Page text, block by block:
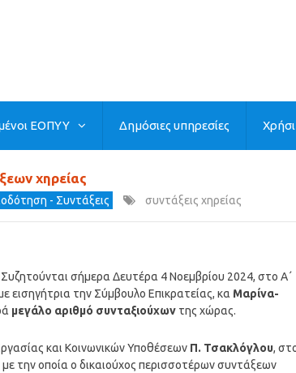
ΕΟΠΥΥ Δημόσιες υπηρεσίες
χηρείας
- Συντάξεις συντάξεις χηρείας
σήμερα Δευτέρα 4 Νοεμβρίου 2024, στο Α΄
εισηγήτρια την Σύμβουλο Επικρατείας, κα Μαρίνα-
μεγάλο αριθμό συνταξιούχων της χώρας.
και Κοινωνικών Υποθέσεων Π. Τσακλόγλου,
την οποία ο δικαιούχος περισσοτέρων συντάξεων